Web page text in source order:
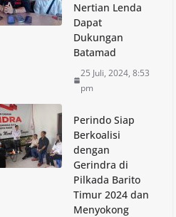
Nertian Lenda
Dapat
Dukungan
Batamad
25 Juli, 2024, 8:53
pm
Perindo Siap
Berkoalisi
dengan
Gerindra di
Pilkada Barito
Timur 2024 dan
Menyokong